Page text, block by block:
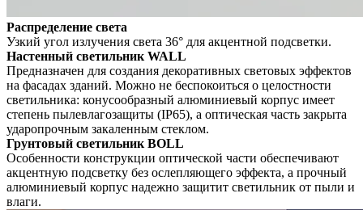
Распределение света
Узкий угол излучения света 36° для акцентной подсветки.
Настенный светильник WALL
Предназначен для создания декоративных световых эффектов
на фасадах зданий. Можно не беспокоиться о целостности
светильника: конусообразный алюминиевый корпус имеет
степень пылевлагозащиты (IP65), а оптическая часть закрыта
ударопрочным закаленным стеклом.
Грунтовый светильник BOLL
Особенности конструкции оптической части обеспечивают
акцентную подсветку без ослепляющего эффекта, а прочный
алюминиевый корпус надежно защитит светильник от пыли и
влаги.